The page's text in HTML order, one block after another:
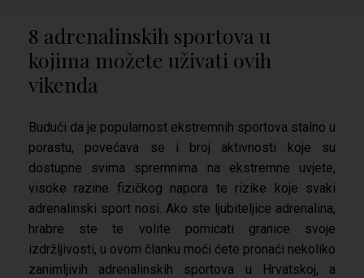
8 adrenalinskih sportova u
kojima možete uživati ovih
vikenda
Budući da je popularnost ekstremnih sportova stalno u
porastu, povećava se i broj aktivnosti koje su
dostupne svima spremnima na ekstremne uvjete,
visoke razine fizičkog napora te rizike koje svaki
adrenalinski sport nosi. Ako ste ljubiteljice adrenalina,
hrabre ste te volite pomicati granice svoje
izdržljivosti, u ovom članku moći ćete pronaći nekoliko
zanimljivih adrenalinskih sportova u Hrvatskoj, a